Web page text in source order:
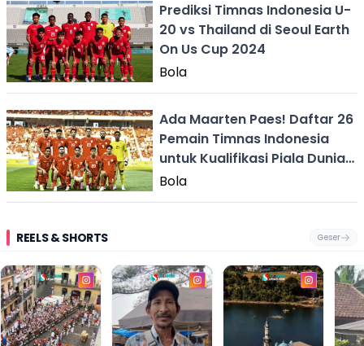
Prediksi Timnas Indonesia U-
20 vs Thailand di Seoul Earth
On Us Cup 2024
Bola
Ada Maarten Paes! Daftar 26
Pemain Timnas Indonesia
untuk Kualifikasi Piala Dunia
2026
Bola
REELS & SHORTS Geser